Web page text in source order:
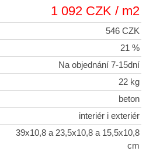
1 092 CZK / m2
546 CZK
21 %
Na objednání 7-15dní
22 kg
beton
interiér i exteriér
39x10,8 a 23,5x10,8 a 15,5x10,8
cm